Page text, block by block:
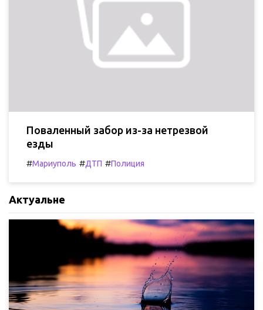
Поваленный забор из-за нетрезвой
езды
#Мариуполь #ДТП #Полиция
Актуальне